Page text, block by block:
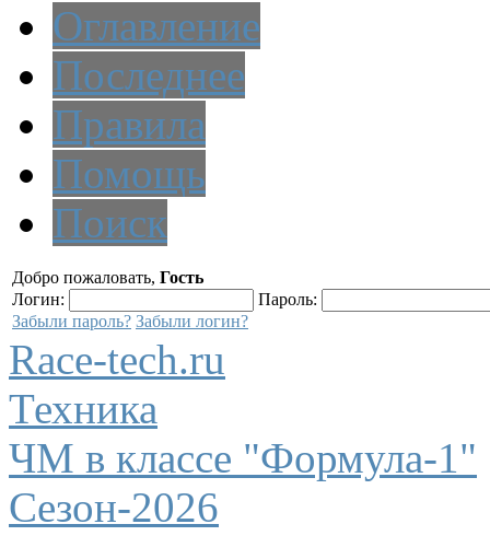
Оглавление
Последнее
Правила
Помощь
Поиск
Добро пожаловать, Гость
Логин:
Пароль:
Забыли пароль? Забыли логин?
Race-tech.ru
Техника
ЧМ в классе "Формула-1"
Сезон-2026